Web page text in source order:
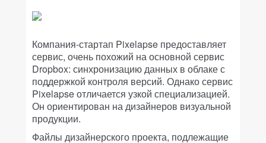
Компания-стартап Pixelapse предоставляет
сервис, очень похожий на основной сервис
Dropbox: синхронизацию данных в облаке с
поддержкой контроля версий. Однако сервис
Pixelapse отличается узкой специализацией.
Он ориентирован на дизайнеров визуальной
продукции.
Файлы дизайнерского проекта, подлежащие